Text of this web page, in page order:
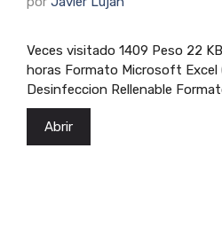
Veces visitado 1409 Peso 22
horas Formato Microsoft
Desinfeccion Rellenable
Abrir